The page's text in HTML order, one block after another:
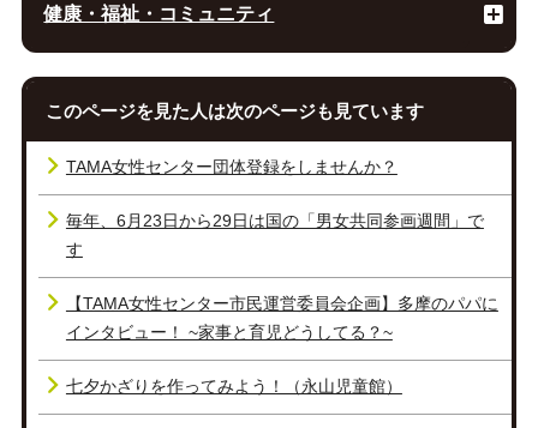
健康・福祉・コミュニティ
このページを見た人は次のページも見ています
TAMA女性センター団体登録をしませんか？
毎年、6月23日から29日は国の「男女共同参画週間」で
す
【TAMA女性センター市民運営委員会企画】多摩のパパに
インタビュー！ ~家事と育児どうしてる？~
七夕かざりを作ってみよう！（永山児童館）